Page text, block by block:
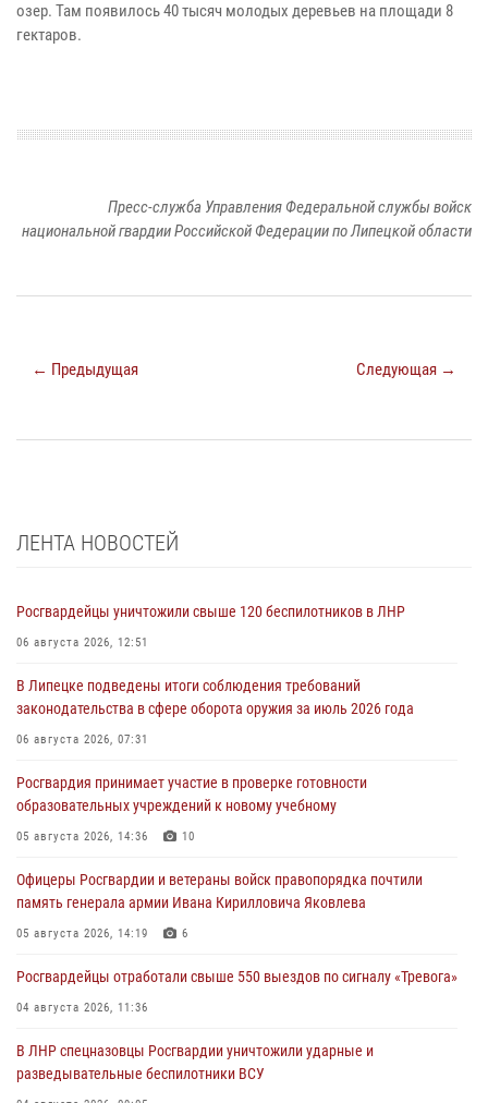
озер. Там появилось 40 тысяч молодых деревьев на площади 8
гектаров.
Пресс-служба Управления Федеральной службы войск
национальной гвардии Российской Федерации по Липецкой области
← Предыдущая Следующая →
ЛЕНТА НОВОСТЕЙ
Росгвардейцы уничтожили свыше 120 беспилотников в ЛНР
06 августа 2026, 12:51
В Липецке подведены итоги соблюдения требований
законодательства в сфере оборота оружия за июль 2026 года
06 августа 2026, 07:31
Росгвардия принимает участие в проверке готовности
образовательных учреждений к новому учебному
05 августа 2026, 14:36 10
Офицеры Росгвардии и ветераны войск правопорядка почтили
память генерала армии Ивана Кирилловича Яковлева
05 августа 2026, 14:19 6
Росгвардейцы отработали свыше 550 выездов по сигналу «Тревога»
04 августа 2026, 11:36
В ЛНР спецназовцы Росгвардии уничтожили ударные и
разведывательные беспилотники ВСУ